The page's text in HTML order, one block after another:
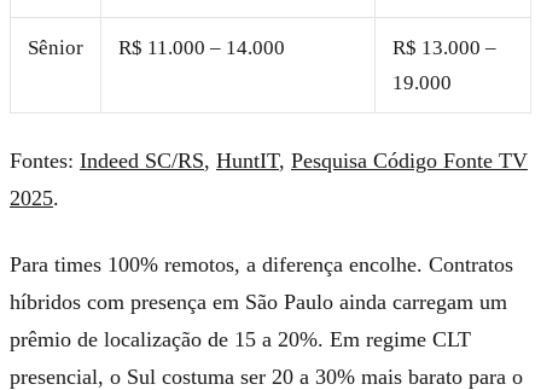
Sênior R$ 11.000 – 14.000
R$ 13.000 –
19.000
Fontes: Indeed SC/RS, HuntIT, Pesquisa Código Fonte TV
2025.
Para times 100% remotos, a diferença encolhe. Contratos
híbridos com presença em São Paulo ainda carregam um
prêmio de localização de 15 a 20%. Em regime CLT
presencial, o Sul costuma ser 20 a 30% mais barato para o